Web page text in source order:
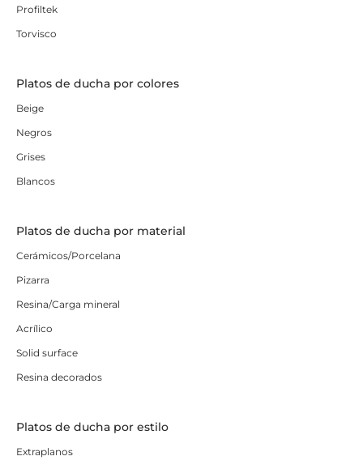
Profiltek
Torvisco
Platos de ducha por colores
Beige
Negros
Grises
Blancos
Platos de ducha por material
Cerámicos/Porcelana
Pizarra
Resina/Carga mineral
Acrílico
Solid surface
Resina decorados
Platos de ducha por estilo
Extraplanos